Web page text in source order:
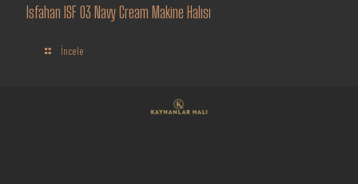
Isfahan ISF 03 Navy Cream Makine Halısı
İncele